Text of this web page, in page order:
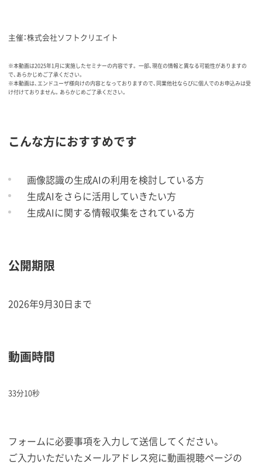
主催：株式会社ソフトクリエイト
※本動画は2025年1月に実施したセミナーの内容です。 一部、現在の情報と異なる可能性がありますの
で、あらかじめご了承ください。
※本動画は、エンドユーザ様向けの内容となっておりますので、同業他社ならびに個人でのお申込みは受
け付けておりません。あらかじめご了承ください。
こんな方におすすめです
画像認識の生成AIの利用を検討している方
生成AIをさらに活用していきたい方
生成AIに関する情報収集をされている方
公開期限
2026年9月30日まで
動画時間
33分10秒
フォームに必要事項を入力して送信してください。
ご入力いただいたメールアドレス宛に動画視聴ページの